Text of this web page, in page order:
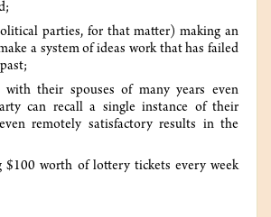
parties, for that matter) making an
a system of ideas work that has failed
with their spouses of many years even
can recall a single instance of their
remotely satisfactory results in the
$100 worth of lottery tickets every week